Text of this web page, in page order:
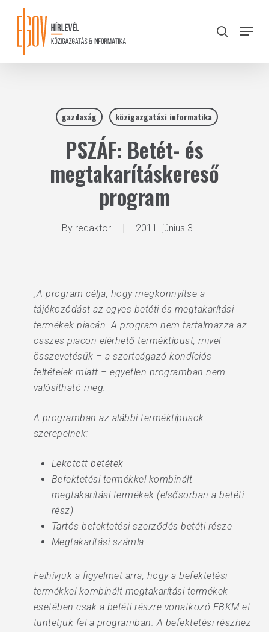
content
search
Menu
gazdaság közigazgatási informatika
PSZÁF: Betét- és
megtakarításkereső
program
By redaktor 2011. június 3.
„A program célja, hogy megkönnyítse a
tájékozódást az egyes betéti és megtakarítási
termékek piacán. A program nem tartalmazza az
összes piacon elérhető terméktípust, mivel
összevetésük – a szerteágazó kondíciós
feltételek miatt – egyetlen programban nem
valósítható meg.
A programban az alábbi terméktípusok
szerepelnek:
Lekötött betétek
Befektetési termékkel kombinált
megtakarítási termékek (elsősorban a betéti
rész)
Tartós befektetési szerződés betéti része
Megtakarítási számla
Felhívjuk a figyelmet arra, hogy a befektetési
termékkel kombinált megtakarítási termékek
esetében csak a betéti részre vonatkozó EBKM-et
tüntetjük fel a programban. A befektetési részhez
Close